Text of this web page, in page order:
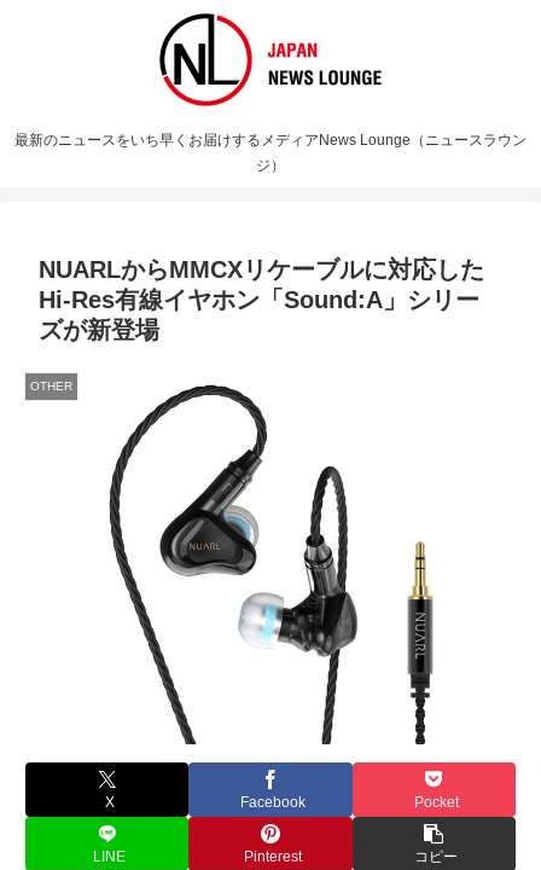
最新のニュースをいち早くお届けするメディアNews Lounge（ニュースラウン
ジ）
NUARLからMMCXリケーブルに対応した
Hi-Res有線イヤホン「Sound:A」シリー
ズが新登場
OTHER
X Facebook Pocket
LINE Pinterest コピー